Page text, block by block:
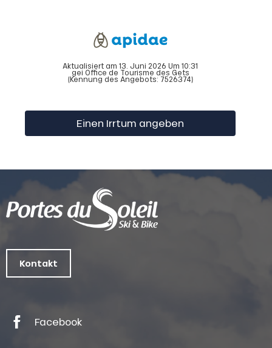
Aktualisiert am 13. Juni 2026 Um 10:31
gei Office de Tourisme des Gets
(Kennung des Angebots: 7526374)
Einen Irrtum angeben
Kontakt
Facebook